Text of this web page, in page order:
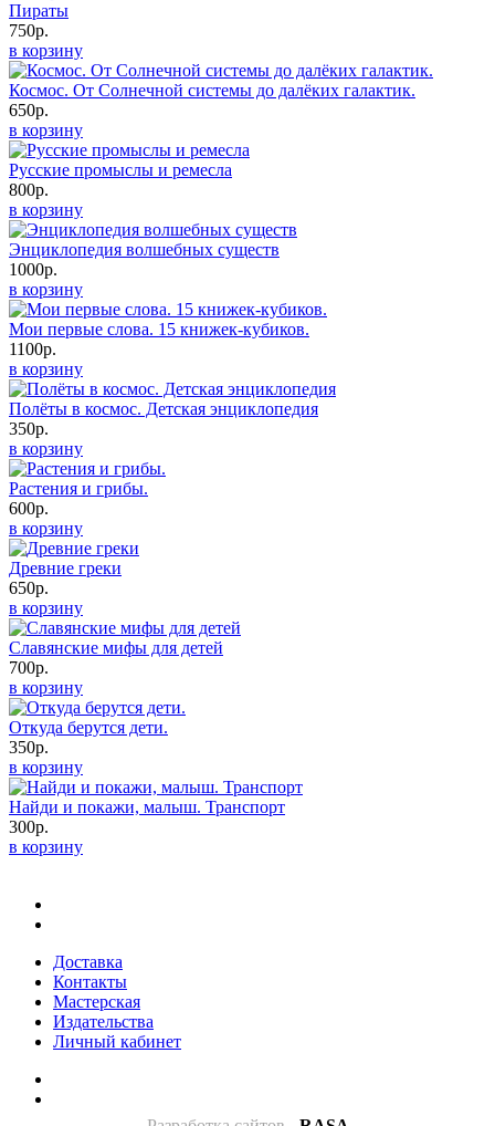
Пираты
750р.
в корзину
Космос. От Солнечной системы до далёких галактик.
650р.
в корзину
Русские промыслы и ремесла
800р.
в корзину
Энциклопедия волшебных существ
1000р.
в корзину
Мои первые слова. 15 книжек-кубиков.
1100р.
в корзину
Полёты в космос. Детская энциклопедия
350р.
в корзину
Растения и грибы.
600р.
в корзину
Древние греки
650р.
в корзину
Славянские мифы для детей
700р.
в корзину
Откуда берутся дети.
350р.
в корзину
Найди и покажи, малыш. Транспорт
300р.
в корзину
Доставка
Контакты
Мастерская
Издательства
Личный кабинет